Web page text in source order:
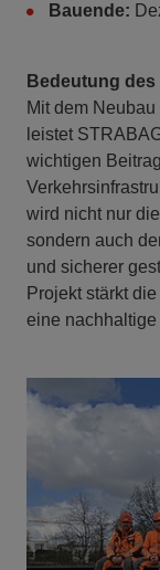
Bauende:
Bedeutung
Mit dem
leistet
wichtigen
wird nicht nur
sondern auch
und sicherer
Projekt stärkt
eine